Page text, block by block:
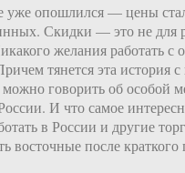
уже опошлился — цены
Скидки — это не для
желания работать с
тянется эта история с
говорить об особой
И что самое
в России и другие
восточные после